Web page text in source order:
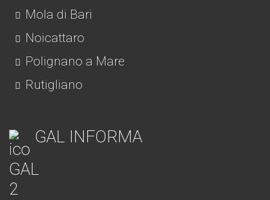
Mola di Bari
Noicattaro
Polignano a Mare
Rutigliano
GAL INFORMA